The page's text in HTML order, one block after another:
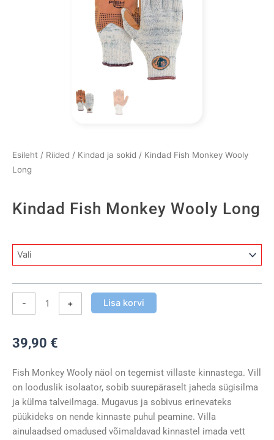
Esileht / Riided / Kindad ja sokid / Kindad Fish Monkey Wooly
Long
Kindad Fish Monkey Wooly Long
-
Kindad
Fish
Wooly
Long
+ Lisa korvi
39,90 €
Fish Monkey Wooly näol on tegemist villaste kinnastega. Vill
on looduslik isolaator, sobib suurepäraselt jaheda sügisilma
ja külma talveilmaga. Mugavus ja sobivus erinevateks
püükideks on nende kinnaste puhul peamine. Villa
ainulaadsed omadused võimaldavad kinnastel imada vett